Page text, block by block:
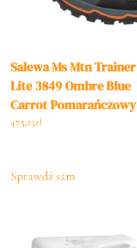
Salewa Ms Mtn Trainer
Lite 3849 Ombre Blue
Carrot Pomarańczowy
475,23zł
Sprawdź sam